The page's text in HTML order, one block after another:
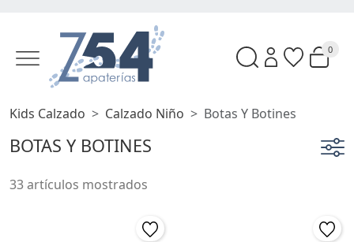
0
Kids Calzado Calzado Niño Botas Y Botines
BOTAS Y BOTINES
33 artículos mostrados